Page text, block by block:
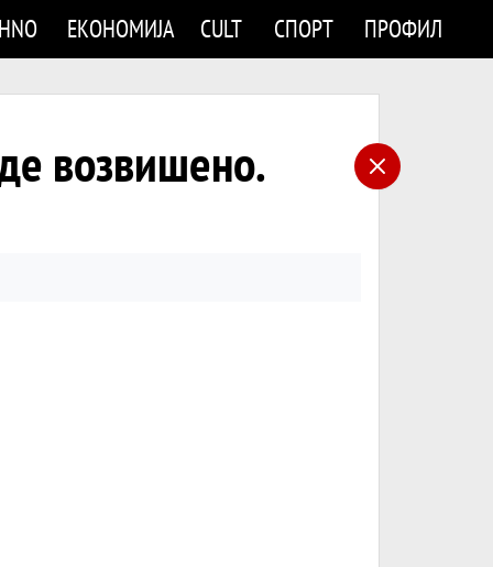
ЕКОНОМИЈА CULT СПОРТ ПРОФИЛ
возвишено.